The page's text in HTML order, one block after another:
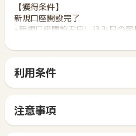
【獲得条件】
新規口座開設完了
※新規口座開設お申し込み日の
0までにSBI証券の証券総合口
ます。
【獲得対象外条件】
2回以上の申し込み/虚偽申し込
未成年口座への申し込み/法人
設した場合/お電話でのお申込み
利用条件
サイトに移動してからお申し込
間に、同じブラウザ（※）で他
ト獲得ができません。
注意事項